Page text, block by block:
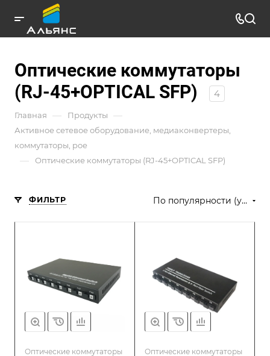
Оптические коммутаторы
(RJ-45+OPTICAL SFP)
4
Главная — Продукты —
Активное сетевое оборудование, медиаконвертеры,
коммутаторы, poe
— Оптические коммутаторы (RJ-45+OPTICAL SFP)
ФИЛЬТР По популярности (убывание)
Оптические коммутаторы
Оптические коммутаторы